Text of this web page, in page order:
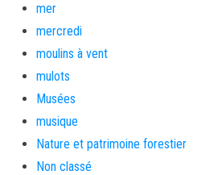
mer
mercredi
moulins à vent
mulots
Musées
musique
Nature et patrimoine forestier
Non classé